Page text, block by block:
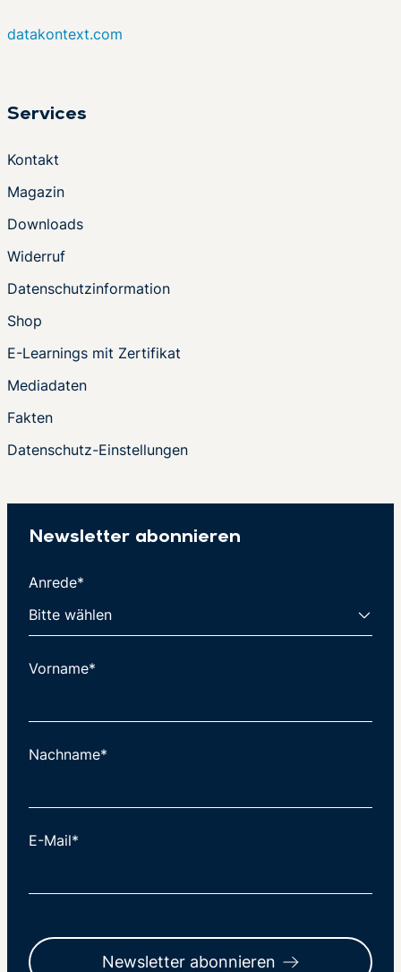
datakontext.com
Services
Kontakt
Magazin
Downloads
Widerruf
Datenschutzinformation
Shop
E-Learnings mit Zertifikat
Mediadaten
Fakten
Datenschutz-Einstellungen
Newsletter abonnieren
Anrede*
Vorname*
Nachname*
E-Mail*
Newsletter abonnieren